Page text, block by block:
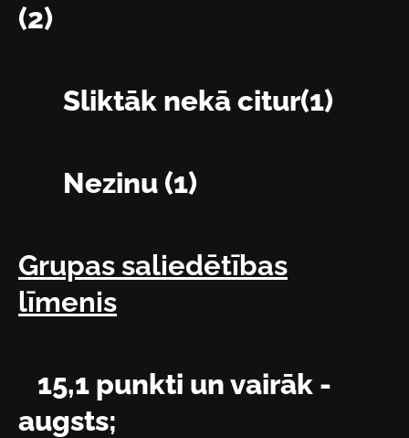
(2)
Sliktāk nekā citur(1)
Nezinu (1)
Grupas saliedētības
līmenis
15,1 punkti un vairāk -
augsts;